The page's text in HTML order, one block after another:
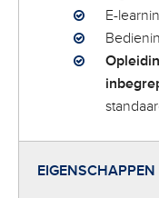
E-
EIGENSCHAPPEN